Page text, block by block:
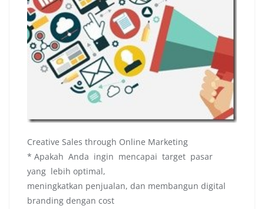
Creative Sales through Online Marketing
* Apakah Anda ingin mencapai target pasar
yang lebih optimal,
meningkatkan penjualan, dan membangun digital
branding dengan cost